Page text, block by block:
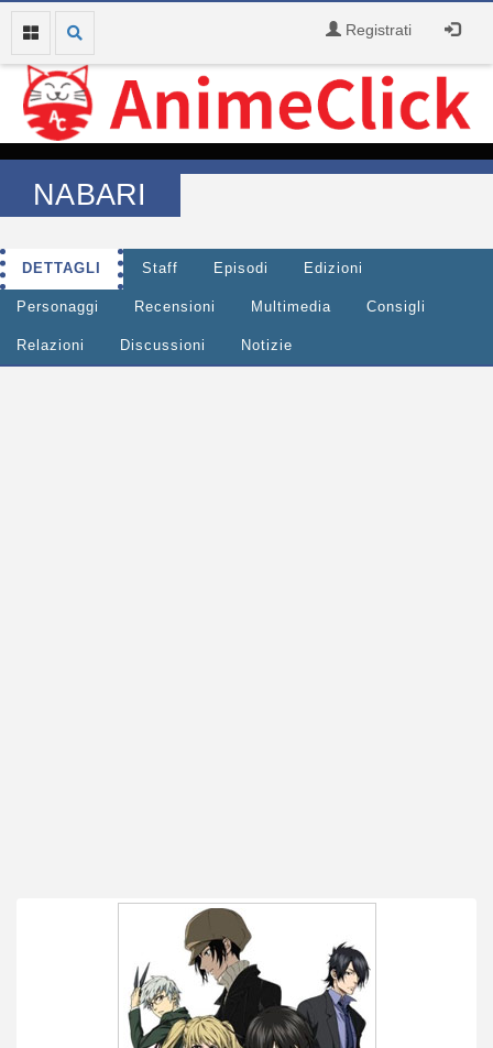
Registrati
NABARI
DETTAGLI Staff Episodi Edizioni
Personaggi Recensioni Multimedia Consigli
Relazioni Discussioni Notizie